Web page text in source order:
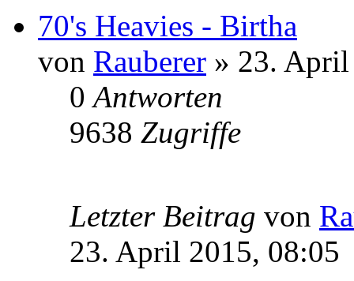
70's Heavies - Birtha
von Rauberer » 23.
0Antworten
9638 Zugriffe
Letzter Beitrag von
23. April 2015, 08:05